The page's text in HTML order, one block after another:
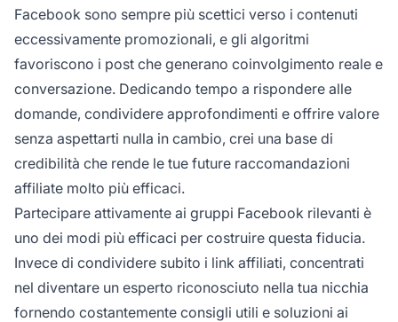
Facebook sono sempre più scettici verso i contenuti
eccessivamente promozionali, e gli algoritmi
favoriscono i post che generano coinvolgimento reale e
conversazione. Dedicando tempo a rispondere alle
domande, condividere approfondimenti e offrire valore
senza aspettarti nulla in cambio, crei una base di
credibilità che rende le tue future raccomandazioni
affiliate molto più efficaci.
Partecipare attivamente ai gruppi Facebook rilevanti è
uno dei modi più efficaci per costruire questa fiducia.
Invece di condividere subito i link affiliati, concentrati
nel diventare un esperto riconosciuto nella tua nicchia
fornendo costantemente consigli utili e soluzioni ai